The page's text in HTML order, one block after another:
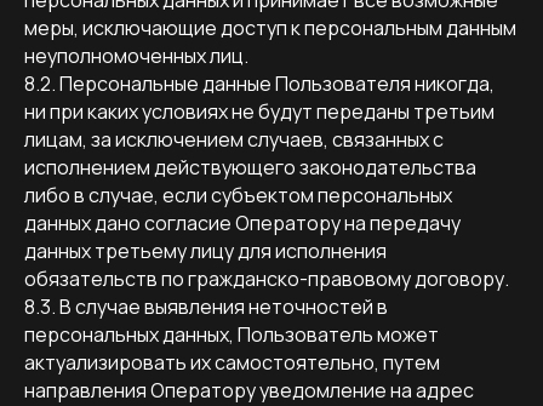
меры, исключающие доступ к персональным данным
неуполномоченных лиц.
8.2. Персональные данные Пользователя никогда,
ни при каких условиях не будут переданы третьим
лицам, за исключением случаев, связанных с
исполнением действующего законодательства
либо в случае, если субъектом персональных
данных дано согласие Оператору на передачу
данных третьему лицу для исполнения
обязательств по гражданско-правовому договору.
8.3. В случае выявления неточностей в
персональных данных, Пользователь может
актуализировать их самостоятельно, путем
направления Оператору уведомление на адрес
ПЕРЕД НАЧАЛОМ!
Разберем вашу квартиру
и предоставим план действий,
даже если будете делать
ремонт без нас:
Я даю согласие на обработку персональных
данных
в соответствии с политикой
конфиденциальности